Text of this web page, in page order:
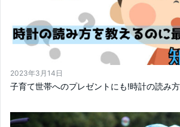
2023年3月14日
子育て世帯へのプレゼントにも!時計の読み